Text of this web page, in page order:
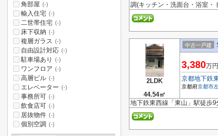
調(キッチン・洗面台・浴室
2LDK
44.54㎡
中古一戸建
3,380万円
京都地下鉄
京都府京都市
地下鉄東西線「東山」駅徒
角部屋 (-)
輸入住宅 (-)
二世帯住宅 (-)
床下収納 (-)
複層ガラス (-)
自由設計対応 (-)
駐車場あり (-)
ワンフロア (-)
高層ビル (-)
エレベーター (-)
事務所可 (-)
飲食店可 (-)
居抜物件 (-)
個別空調 (-)